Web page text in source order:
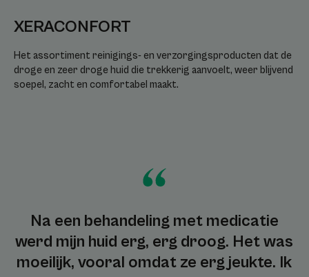
XERACONFORT
Het assortiment reinigings- en verzorgingsproducten dat de
droge en zeer droge huid die trekkerig aanvoelt, weer blijvend
soepel, zacht en comfortabel maakt.
Na een behandeling met medicatie
werd mijn huid erg, erg droog. Het was
moeilijk, vooral omdat ze erg jeukte. Ik